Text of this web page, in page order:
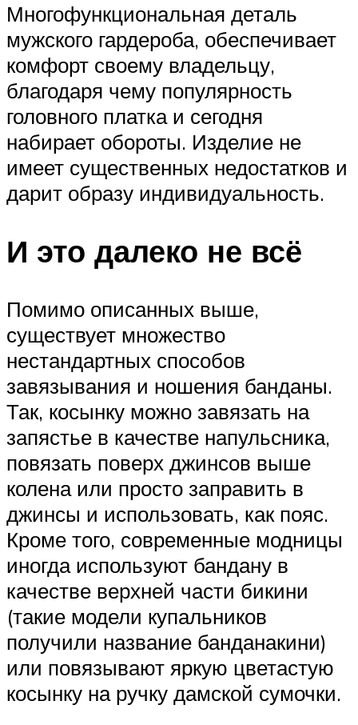
Многофункциональная деталь
мужского гардероба, обеспечивает
комфорт своему владельцу,
благодаря чему популярность
головного платка и сегодня
набирает обороты. Изделие не
имеет существенных недостатков и
дарит образу индивидуальность.
И это далеко не всё
Помимо описанных выше,
существует множество
нестандартных способов
завязывания и ношения банданы.
Так, косынку можно завязать на
запястье в качестве напульсника,
повязать поверх джинсов выше
колена или просто заправить в
джинсы и использовать, как пояс.
Кроме того, современные модницы
иногда используют бандану в
качестве верхней части бикини
(такие модели купальников
получили название банданакини)
или повязывают яркую цветастую
косынку на ручку дамской сумочки.